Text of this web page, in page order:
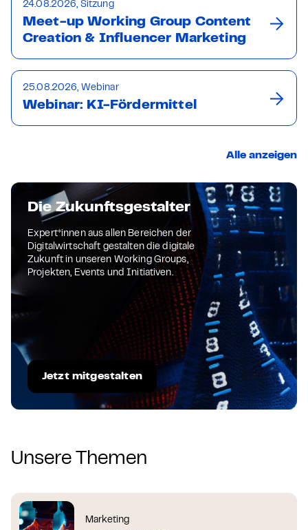
24.08.2026, Sitzung
Meet-up Working Group Content
Creation & Influencer Marketing
25.08.2026, Webinar
Webinar: KI-Fördermittel
Alle anzeigen
Die Zukunftsgestalter
Expert*innen aus allen Bereichen der
Digitalwirtschaft gestalten die digitale
Zukunft in unseren Working Groups,
Projekten, Events und Initiativen.
Jetzt mitgestalten
Unsere Themen
Marketing